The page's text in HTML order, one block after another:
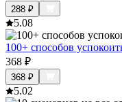
288 ₽
5.08
100+ способов
368 ₽
368 ₽
5.02